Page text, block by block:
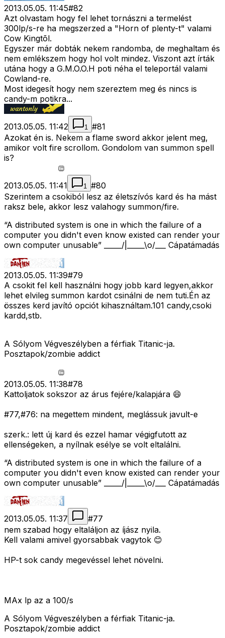
2013.05.05. 11:45#82
Azt olvastam hogy fel lehet tornászni a termelést
300lp/s-re ha megszerzed a "Horn of plenty-t" valami
Cow Kingtõl.
Egyszer már dobták nekem randomba, de meghaltam és
nem emlékszem hogy hol volt mindez. Viszont azt írták
utána hogy a G.M.O.O.H poti néha el teleportál valami
Cowland-re.
Most idegesít hogy nem szereztem meg és nincs is
candy-m potikra...
2013.05.05. 11:42 1 #81
Azokat én is. Nekem a flame sword akkor jelent meg,
amikor volt fire scrollom. Gondolom van summon spell
is?
2013.05.05. 11:41 1 #80
Szerintem a csokiból lesz az életszívós kard és ha mást
raksz bele, akkor lesz valahogy summon/fire.
“A distributed system is one in which the failure of a
computer you didn't even know existed can render your
own computer unusable” _____/|_____\o/___ Cápatámadás
2013.05.05. 11:39#79
A csokit fel kell használni hogy jobb kard legyen,akkor
lehet elvileg summon kardot csinálni de nem tuti.Én az
összes kerd javító opciót kihasználtam.101 candy,csoki
kardd,stb.
A Sólyom Végveszélyben a férfiak Titanic-ja.
Posztapok/zombie addict
2013.05.05. 11:38#78
Kattoljatok sokszor az árus fejére/kalapjára 😄
#77,#76: na megettem mindent, meglássuk javult-e
szerk.: lett új kard és ezzel hamar végigfutott az
ellenségeken, a nyílnak esélye se volt eltalálni.
“A distributed system is one in which the failure of a
computer you didn't even know existed can render your
own computer unusable” _____/|_____\o/___ Cápatámadás
2013.05.05. 11:37 #77
nem szabad hogy eltaláljon az íjász nyila.
Kell valami amivel gyorsabbak vagytok 😊
HP-t sok candy megevéssel lehet növelni.
MAx lp az a 100/s
A Sólyom Végveszélyben a férfiak Titanic-ja.
Posztapok/zombie addict